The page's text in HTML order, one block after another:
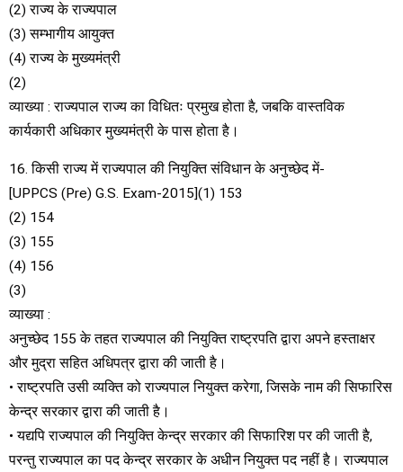
(2) राज्य के राज्यपाल
(3) सम्भागीय आयुक्त
(4) राज्य के मुख्यमंत्री
(2)
व्याख्या : राज्यपाल राज्य का विधितः प्रमुख होता है, जबकि वास्तविक
कार्यकारी अधिकार मुख्यमंत्री के पास होता है।
16. किसी राज्य में राज्यपाल की नियुक्ति संविधान के अनुच्छेद में-
[UPPCS (Pre) G.S. Exam-2015](1) 153
(2) 154
(3) 155
(4) 156
(3)
व्याख्या :
अनुच्छेद 155 के तहत राज्यपाल की नियुक्ति राष्ट्रपति द्वारा अपने हस्ताक्षर
और मुद्रा सहित अधिपत्र द्वारा की जाती है।
• राष्ट्रपति उसी व्यक्ति को राज्यपाल नियुक्त करेगा, जिसके नाम की सिफारिस
केन्द्र सरकार द्वारा की जाती है।
• यद्यपि राज्यपाल की नियुक्ति केन्द्र सरकार की सिफारिश पर की जाती है,
परन्तु राज्यपाल का पद केन्द्र सरकार के अधीन नियुक्त पद नहीं है। राज्यपाल